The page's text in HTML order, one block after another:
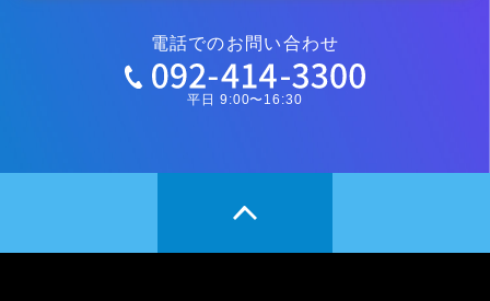
電話でのお問い合わせ
平日 9:00〜16:30